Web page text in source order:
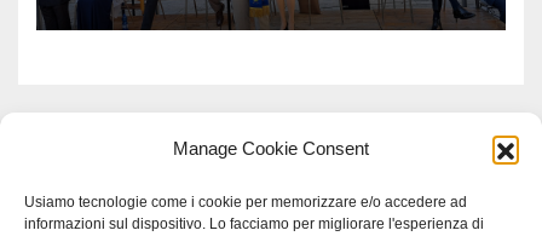
Manage Cookie Consent
Usiamo tecnologie come i cookie per memorizzare e/o accedere ad
informazioni sul dispositivo. Lo facciamo per migliorare l'esperienza di